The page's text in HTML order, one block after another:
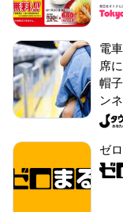
電
席
帽
ン
ゼ